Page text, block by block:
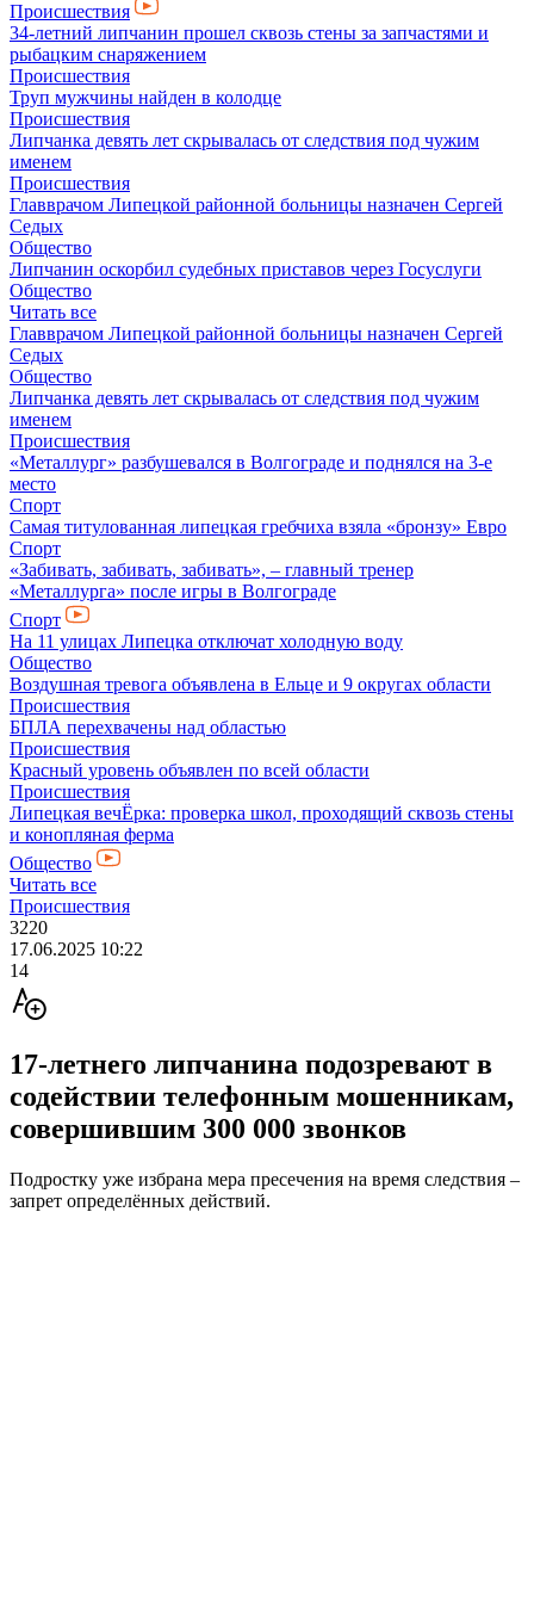
Происшествия
34-летний липчанин прошел сквозь стены за запчастями и
рыбацким снаряжением
Происшествия
Труп мужчины найден в колодце
Происшествия
Липчанка девять лет скрывалась от следствия под чужим
именем
Происшествия
Главврачом Липецкой районной больницы назначен Сергей
Седых
Общество
Липчанин оскорбил судебных приставов через Госуслуги
Общество
Читать все
Главврачом Липецкой районной больницы назначен Сергей
Седых
Общество
Липчанка девять лет скрывалась от следствия под чужим
именем
Происшествия
«Металлург» разбушевался в Волгограде и поднялся на 3-е
место
Спорт
Самая титулованная липецкая гребчиха взяла «бронзу» Евро
Спорт
«Забивать, забивать, забивать», – главный тренер
«Металлурга» после игры в Волгограде
Спорт
На 11 улицах Липецка отключат холодную воду
Общество
Воздушная тревога объявлена в Ельце и 9 округах области
Происшествия
БПЛА перехвачены над областью
Происшествия
Красный уровень объявлен по всей области
Происшествия
Липецкая вечЁрка: проверка школ, проходящий сквозь стены
и конопляная ферма
Общество
Читать все
Происшествия
3220
17.06.2025 10:22
14
17-летнего липчанина подозревают в
содействии телефонным мошенникам,
совершившим 300 000 звонков
Подростку уже избрана мера пресечения на время следствия –
запрет определённых действий.